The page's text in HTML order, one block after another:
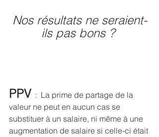
Nos résultats ne seraient-
ils pas bons ?
PPV :  La prime de partage de la
valeur ne peut en aucun cas se
substituer à un salaire, ni même à une
augmentation de salaire si celle-ci était